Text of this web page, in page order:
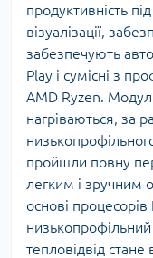
продуктивність
візуалізації,
забезпечують
Play і сумісні з
AMD Ryzen.
нагріваються, за
пройшли повну
легким і зручним
основі
тепловідвід